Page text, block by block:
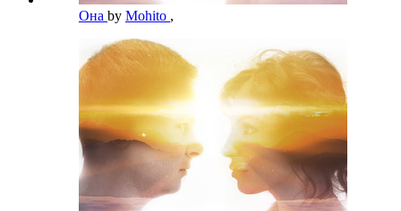
Она by Mohito ,